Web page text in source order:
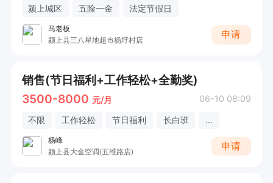
颍上城区 五险一金 法定节假日
马老板
颍上县三八星地超市杨圩村店
申请
销售(节日福利+工作轻松+全勤奖)
3500-8000 元/月 06-10 08:09
不限 工作轻松 节日福利 长白班 ...
杨峰
颍上县大金空调(五维路店)
申请